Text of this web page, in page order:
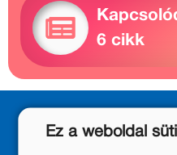
6 cikk
Ez a weboldal